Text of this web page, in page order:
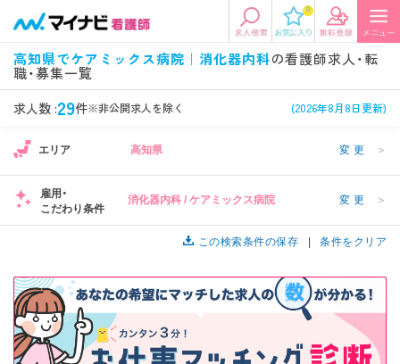
0
高知県でケアミックス病院｜消化器内科の看護師求人・転
職・募集一覧
求人数 :29件※非公開求人を除く (2026年8月8日更新)
エリアから探す
エリアから探す
関東
東海 関西
九州・沖縄
希望の求人条件を選択
資格
施設形態
病院、クリニック・診療所など 病棟、外来など
美容外科、
循環器内科など
未経験歓迎、
土日祝休みなど
年収
年収500万円以上など 正社員、契約社員など
エリア 高知県 変更 ＞
雇用・
こだわり条件
消化器内科 / ケアミックス病院 変更 ＞
この検索条件の保存 条件をクリア